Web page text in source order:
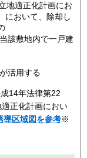
地適正化計画にお
において、除却し
該敷地内で一戸建
活用する
14年法律第22
正化計画におい
導区域図を参考※